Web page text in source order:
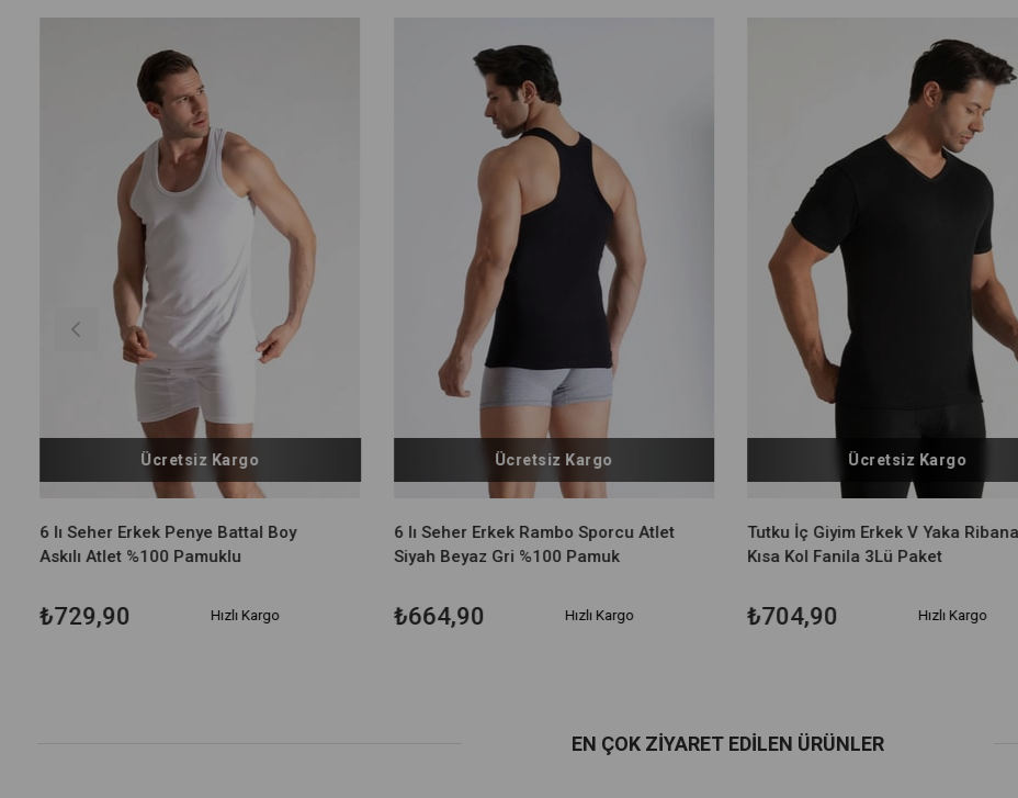
6 lı Seher Erkek Penye Battal Boy
Askılı Atlet %100 Pamuklu
₺729,90
Ücretsiz Kargo
Hızlı Kargo
6 lı Seher Erkek Rambo Sporcu Atlet
Siyah Beyaz Gri %100 Pamuk
₺664,90
Ücretsiz Kargo
Hızlı Kargo
Tutku İç Giyim Erkek V Yaka Ribana
Kısa Kol Fanila 3Lü Paket
₺704,90
Ücretsiz Kargo
Hızlı Kargo
EN ÇOK ZIYARET EDILEN ÜRÜNLER